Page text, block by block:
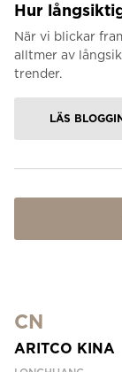
Hur
När vi blickar
alltmer av
trender.
LÄS
CN
ARITCO KINA